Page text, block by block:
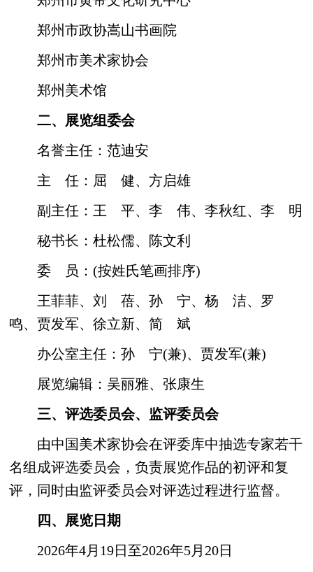
郑州市政协嵩山书画院
郑州市美术家协会
郑州美术馆
二、展览组委会
名誉主任：范迪安
主 任：屈 健、方启雄
副主任：王 平、李 伟、李秋红、李 明
秘书长：杜松儒、陈文利
委 员：(按姓氏笔画排序)
王菲菲、刘 蓓、孙 宁、杨 洁、罗
鸣、贾发军、徐立新、简 斌
办公室主任：孙 宁(兼)、贾发军(兼)
展览编辑：吴丽雅、张康生
三、评选委员会、监评委员会
由中国美术家协会在评委库中抽选专家若干
名组成评选委员会，负责展览作品的初评和复
评，同时由监评委员会对评选过程进行监督。
四、展览日期
2026年4月19日至2026年5月20日